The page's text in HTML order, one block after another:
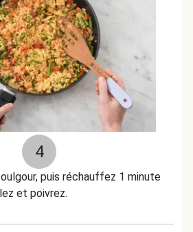
4
puis réchauffez 1 minute
et poivrez.